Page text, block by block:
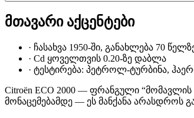
მთავარი აქცენტები
· ჩასახვა 1950-ში, განახლება 70
· Cd ყოველთვის 0.20-ზე დაბლა
· ტესტირება: პეტროლ-ტურბინა,
Citroën ECO 2000 — ფრანგული
მონაცემებამდე — ეს მანქანა არასდროს